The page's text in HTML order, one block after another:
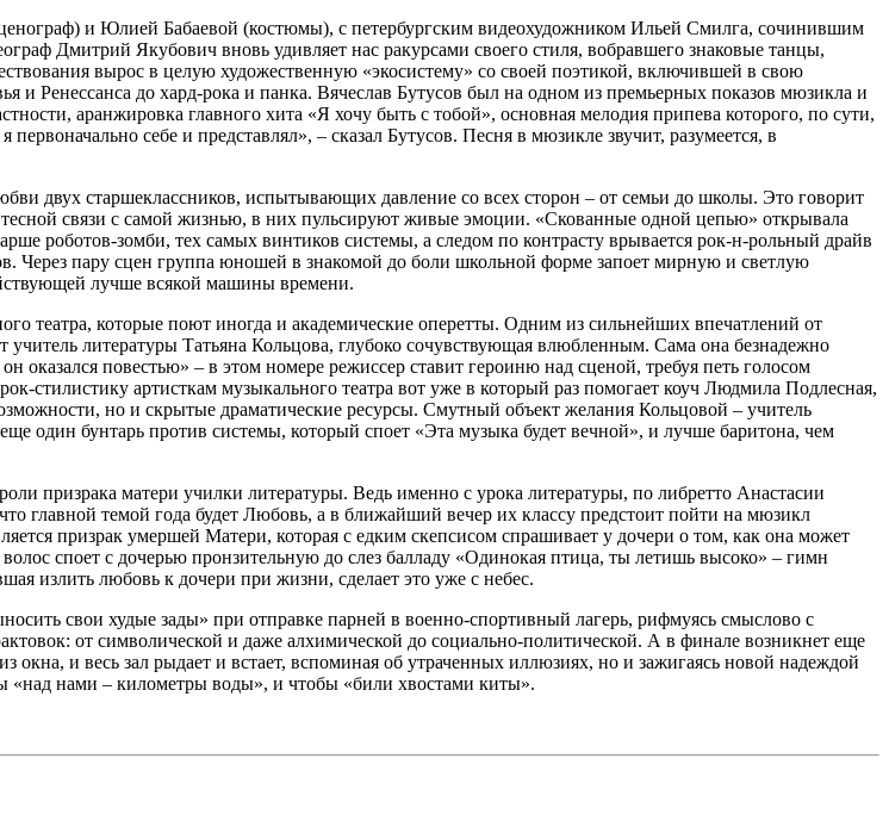
и Юлией Бабаевой (костюмы), с петербургским видеохудожником Ильей Смилга, сочинившим
Дмитрий Якубович вновь удивляет нас ракурсами своего стиля, вобравшего знаковые танцы,
вырос в целую художественную «экосистему» со своей поэтикой, включившей в свою
и Ренессанса до хард-рока и панка. Вячеслав Бутусов был на одном из премьерных показов мюзикла и
аранжировка главного хита «Я хочу быть с тобой», основная мелодия припева которого, по сути,
себе и представлял», – сказал Бутусов. Песня в мюзикле звучит, разумеется, в
двух старшеклассников, испытывающих давление со всех сторон – от семьи до школы. Это говорит
связи с самой жизнью, в них пульсируют живые эмоции. «Скованные одной цепью» открывала
роботов-зомби, тех самых винтиков системы, а следом по контрасту врывается рок-н-рольный драйв
Через пару сцен группа юношей в знакомой до боли школьной форме запоет мирную и светлую
лучше всякой машины времени.
театра, которые поют иногда и академические оперетты. Одним из сильнейших впечатлений от
учитель литературы Татьяна Кольцова, глубоко сочувствующая влюбленным. Сама она безнадежно
повестью» – в этом номере режиссер ставит героиню над сценой, требуя петь голосом
стилистику артисткам музыкального театра вот уже в который раз помогает коуч Людмила Подлесная,
но и скрытые драматические ресурсы. Смутный объект желания Кольцовой – учитель
один бунтарь против системы, который споет «Эта музыка будет вечной», и лучше баритона, чем
призрака матери училки литературы. Ведь именно с урока литературы, по либретто Анастасии
главной темой года будет Любовь, а в ближайший вечер их классу предстоит пойти на мюзикл
призрак умершей Матери, которая с едким скепсисом спрашивает у дочери о том, как она может
споет с дочерью пронзительную до слез балладу «Одинокая птица, ты летишь высоко» – гимн
излить любовь к дочери при жизни, сделает это уже с небес.
свои худые зады» при отправке парней в военно-спортивный лагерь, рифмуясь смыслово с
от символической и даже алхимической до социально-политической. А в финале возникнет еще
и весь зал рыдает и встает, вспоминая об утраченных иллюзиях, но и зажигаясь новой надеждой
«над нами – километры воды», и чтобы «били хвостами киты».